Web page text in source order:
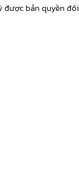
được bản quyền đối